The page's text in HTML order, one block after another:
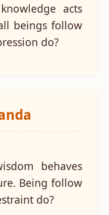
acts
beings follow
do?
behaves
Being follow
do?